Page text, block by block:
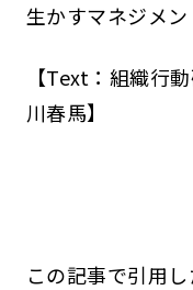
生かすマネジメン
【Text：組織行
川春馬】
この記事で引用